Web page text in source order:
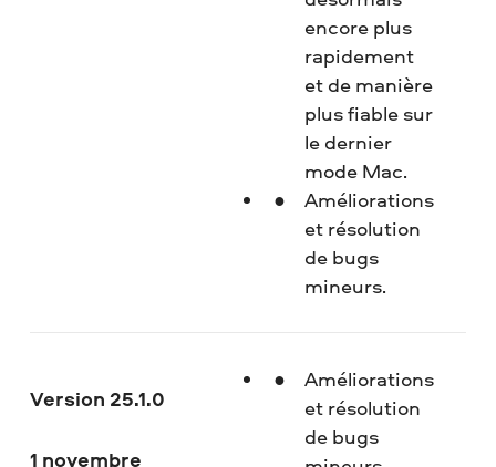
encore plus
rapidement
et de manière
plus fiable sur
le dernier
mode Mac.
Améliorations
et résolution
de bugs
mineurs.
Version 25.1.0
1 novembre
Améliorations
et résolution
de bugs